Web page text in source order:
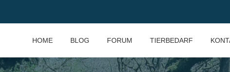
HOME BLOG FORUM TIERBEDARF